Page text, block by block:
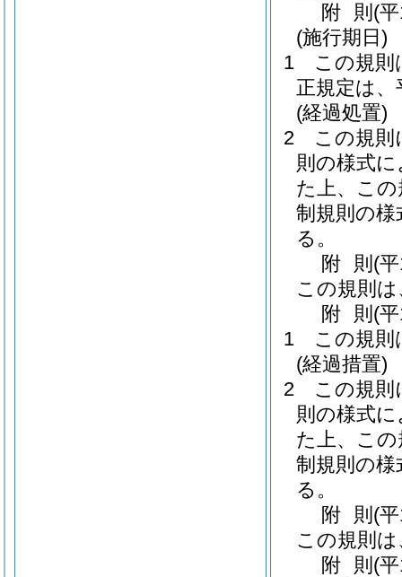
附 則 (
(施行期日)
1
この規則
正規定は
(経過処置)
2
この規則
則の様式
た上、こ
制規則の
る。
附 則 (
この規則
附 則 (
1
この規則
(経過措置)
2
この規則
則の様式
た上、こ
制規則の
る。
附 則 (
この規則
附 則 (